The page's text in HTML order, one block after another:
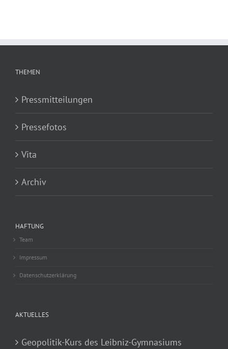
THEMEN
Pressmitteilungen
Pressefotos
Vita
Archiv
HAFTUNG
Team
Impressum
Datenschutzerklärung
AKTUELLES
Geopolitik-Kurs des Leibniz-Gymnasiums